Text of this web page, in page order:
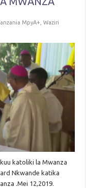
MpyA+ ,Waziri
katoliki la Mwanza
Nkwande katika
.Mei 12,2019.